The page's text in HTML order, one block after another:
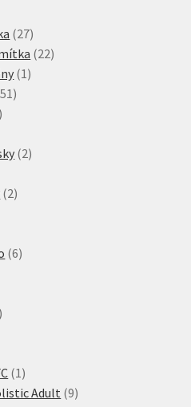
2727
produktů
2222
1 1
51 51
3
22
22
66
49
1 1
produkt
Adult 99